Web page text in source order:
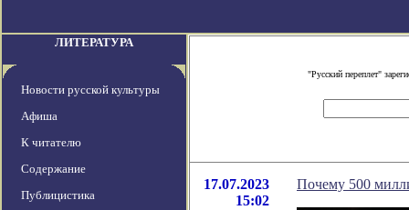
ЛИТЕРАТУРА
Новости русской культуры
Афиша
К читателю
Содержание
Публицистика
"Русский переплет"
17.07.2023
15:02
Почему 500